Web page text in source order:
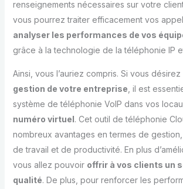
renseignements nécessaires sur votre
vous pourrez traiter efficacement vos
analyser les performances de vos
grâce à la technologie de la téléphonie IP
Ainsi, vous l’auriez compris. Si vous désirez
gestion de votre entreprise , il est
système de téléphonie VoIP dans vos
numéro virtuel. Cet outil de téléphonie
nombreux avantages en termes de gestion,
de travail et de productivité. En plus
vous allez pouvoir offrir à vos clients un
qualité. De plus, pour renforcer les